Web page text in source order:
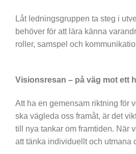
Låt ledningsgruppen ta steg i
behöver för att lära känna
roller, samspel och
Visionsresan – på väg mot ett
Att ha en gemensam riktning för
ska vägleda oss framåt, är det
till nya tankar om framtiden. När
att tänka individuellt och utmana